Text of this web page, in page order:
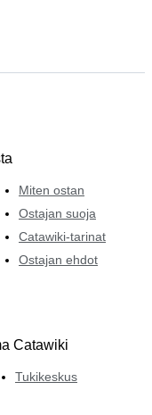
Miten ostan
Ostajan suoja
Catawiki-tarinat
Ostajan ehdot
Catawiki
Tukikeskus